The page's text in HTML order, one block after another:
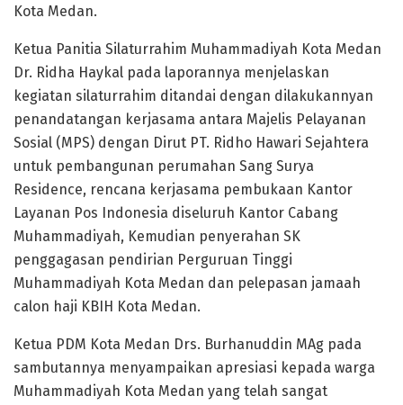
Kota Medan.
Ketua Panitia Silaturrahim Muhammadiyah Kota Medan
Dr. Ridha Haykal pada laporannya menjelaskan
kegiatan silaturrahim ditandai dengan dilakukannyan
penandatangan kerjasama antara Majelis Pelayanan
Sosial (MPS) dengan Dirut PT. Ridho Hawari Sejahtera
untuk pembangunan perumahan Sang Surya
Residence, rencana kerjasama pembukaan Kantor
Layanan Pos Indonesia diseluruh Kantor Cabang
Muhammadiyah, Kemudian penyerahan SK
penggagasan pendirian Perguruan Tinggi
Muhammadiyah Kota Medan dan pelepasan jamaah
calon haji KBIH Kota Medan.
Ketua PDM Kota Medan Drs. Burhanuddin MAg pada
sambutannya menyampaikan apresiasi kepada warga
Muhammadiyah Kota Medan yang telah sangat